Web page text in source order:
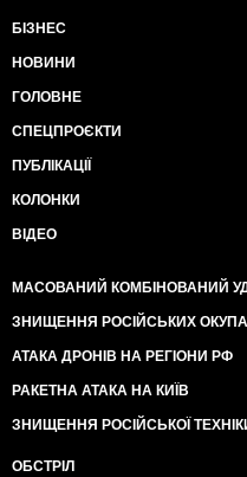
БІЗНЕС
НОВИНИ
ГОЛОВНЕ
СПЕЦПРОЄКТИ
ПУБЛІКАЦІЇ
КОЛОНКИ
ВІДЕО
МАСОВАНИЙ КОМБІНОВАНИЙ
ЗНИЩЕННЯ РОСІЙСЬКИХ
АТАКА ДРОНІВ НА РЕГІОНИ РФ
РАКЕТНА АТАКА НА КИЇВ
ЗНИЩЕННЯ РОСІЙСЬКОЇ
ОБСТРІЛ